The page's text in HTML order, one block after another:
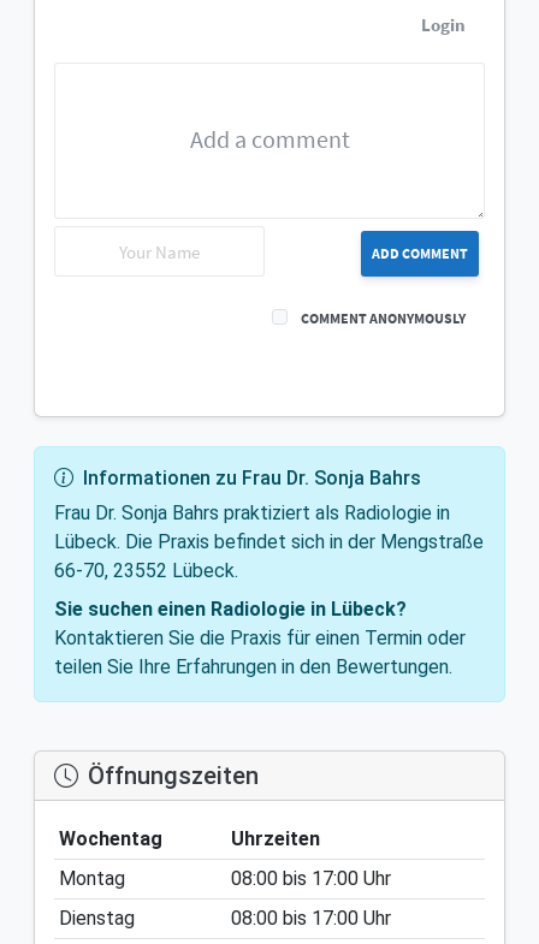
Login
ADD COMMENT
COMMENT ANONYMOUSLY
Informationen zu Frau Dr. Sonja Bahrs
Frau Dr. Sonja Bahrs praktiziert als Radiologie in
Lübeck. Die Praxis befindet sich in der Mengstraße
66-70, 23552 Lübeck.
Sie suchen einen Radiologie in Lübeck?
Kontaktieren Sie die Praxis für einen Termin oder
teilen Sie Ihre Erfahrungen in den Bewertungen.
Öffnungszeiten
Wochentag
Uhrzeiten
Montag
08:00 bis 17:00 Uhr
Dienstag
08:00 bis 17:00 Uhr